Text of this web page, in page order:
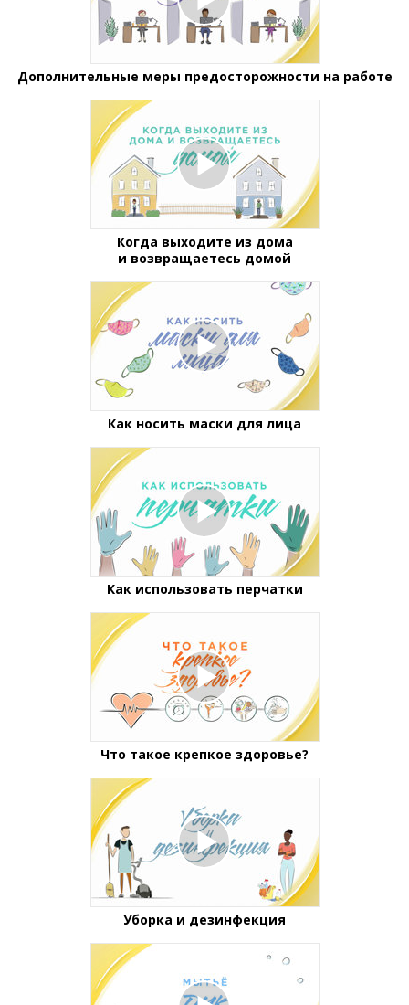
Дополнительные меры предосторожности на работе
Когда выходите из дома
и возвращаетесь домой
Как носить маски для лица
Как использовать перчатки
Что такое крепкое здоровье?
Уборка и дезинфекция